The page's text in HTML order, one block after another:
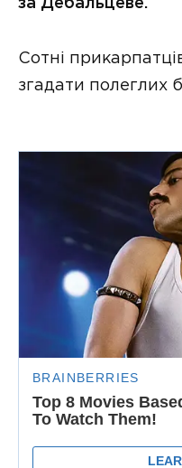
за Дебальцеве.
Сотні
згадати полеглих